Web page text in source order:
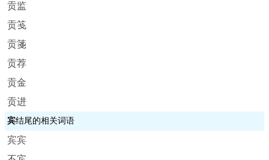
贡监
贡笺
贡箋
贡荐
贡金
贡进
宾结尾的相关词语
宾宾